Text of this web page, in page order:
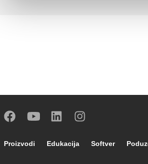
Footer main navigation
Proizvodi Edukacija Softver